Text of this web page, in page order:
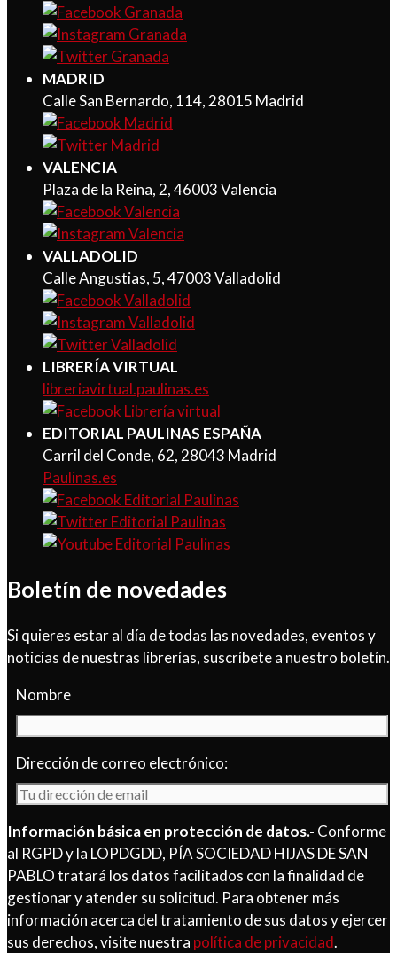
MADRID
Calle San Bernardo, 114, 28015 Madrid
VALENCIA
Plaza de la Reina, 2, 46003 Valencia
VALLADOLID
Calle Angustias, 5, 47003 Valladolid
LIBRERÍA VIRTUAL
libreriavirtual.paulinas.es
EDITORIAL PAULINAS ESPAÑA
Carril del Conde, 62, 28043 Madrid
Paulinas.es
Boletín de novedades
Si quieres estar al día de todas las novedades, eventos y
noticias de nuestras librerías, suscríbete a nuestro boletín.
Nombre
Dirección de correo electrónico:
Información básica en protección de datos.- Conforme
al RGPD y la LOPDGDD, PÍA SOCIEDAD HIJAS DE SAN
PABLO tratará los datos facilitados con la finalidad de
gestionar y atender su solicitud. Para obtener más
información acerca del tratamiento de sus datos y ejercer
sus derechos, visite nuestra política de privacidad.